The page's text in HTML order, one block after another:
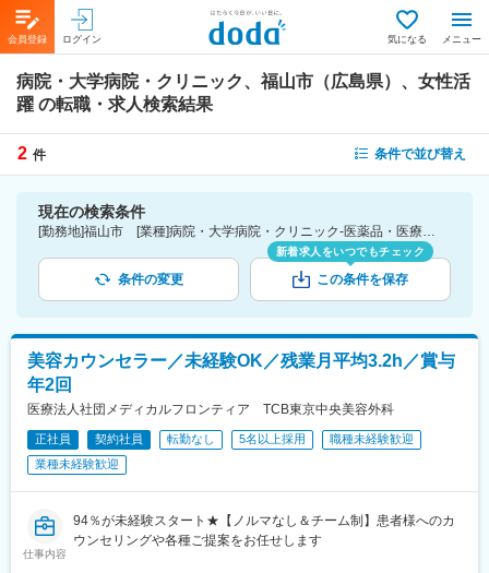
会員登録 ログイン 気になる メニュー
病院・大学病院・クリニック、福山市（広島県）、女性活
躍 の転職・求人検索結果
2 件 条件で並び替え
現在の検索条件
[勤務地]福山市 [業種]病院・大学病院・クリニック-医薬品・医療機器・ライフサイエンス・医療系サービス [詳細条件](会社・職場の環境)女性活躍
条件の変更
新着求人をいつでもチェック
この条件を保存
美容カウンセラー／未経験OK／残業月平均3.2h／賞与
年2回
医療法人社団メディカルフロンティア TCB東京中央美容外科
正社員 契約社員 転勤なし 5名以上採用
職種未経験歓迎
業種未経験歓迎
仕事内容
94％が未経験スタート★【ノルマなし＆チーム制】患者様へのカ
ウンセリングや各種ご提案をお任せします